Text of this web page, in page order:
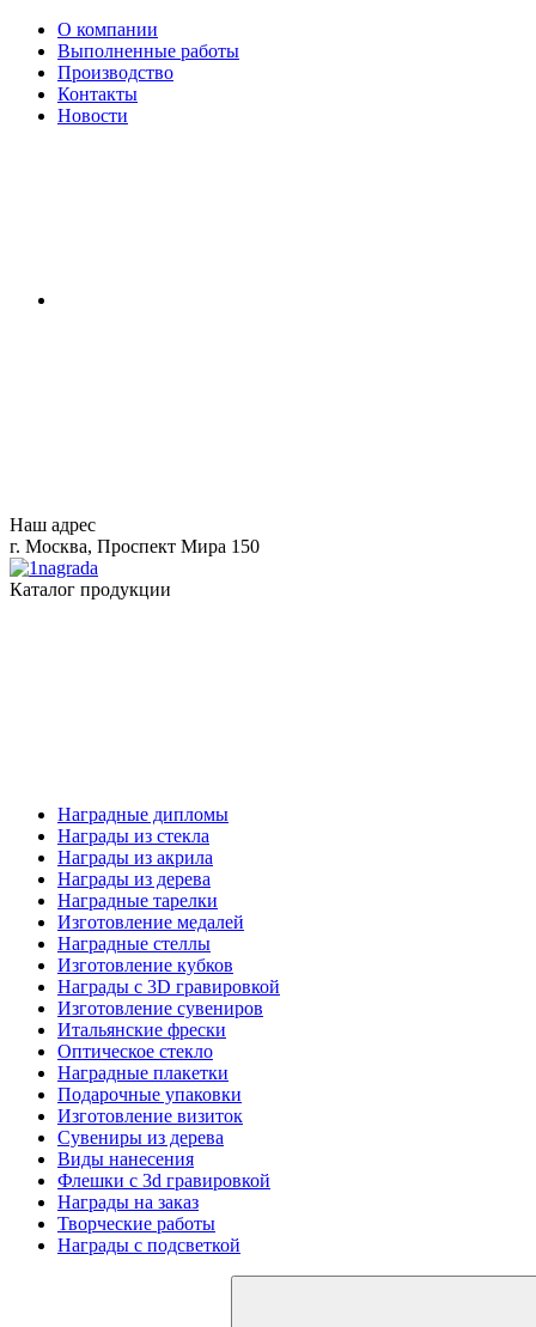
О компании
Выполненные работы
Производство
Контакты
Новости
Наш адрес
г. Москва, Проспект Мира 150
Каталог продукции
Наградные дипломы
Награды из стекла
Награды из акрила
Награды из дерева
Наградные тарелки
Изготовление медалей
Наградные стеллы
Изготовление кубков
Награды с 3D гравировкой
Изготовление сувениров
Итальянские фрески
Оптическое стекло
Наградные плакетки
Подарочные упаковки
Изготовление визиток
Сувениры из дерева
Виды нанесения
Флешки с 3d гравировкой
Награды на заказ
Творческие работы
Награды с подсветкой